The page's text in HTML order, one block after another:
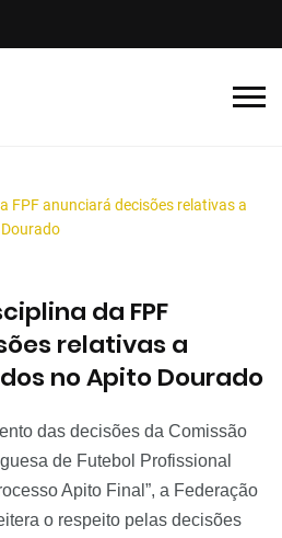
FPF anunciará decisões relativas a
da FPF
relativas a
no Apito Dourado
das decisões da Comissão
de Futebol Profissional
Apito Final”, a Federação
o respeito pelas decisões